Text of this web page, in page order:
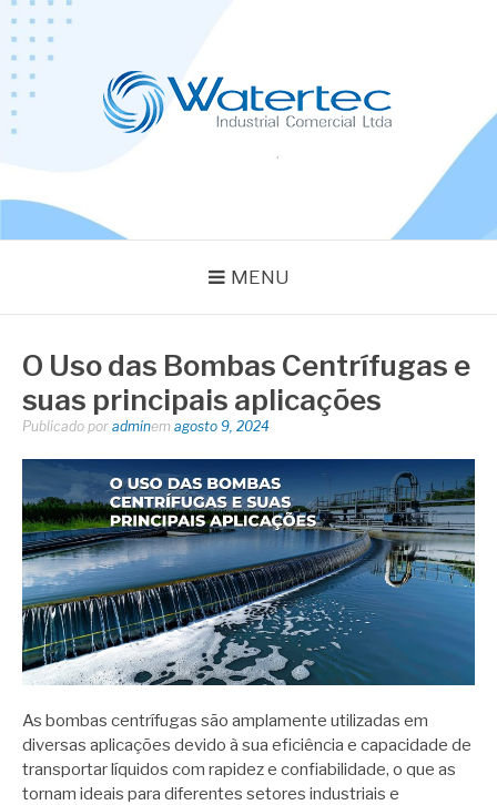
Pular
para
conteúdo
MENU
O Uso das Bombas Centrífugas e
suas principais aplicações
Publicado por adminem agosto 9, 2024
As bombas centrífugas são amplamente utilizadas em
diversas aplicações devido à sua eficiência e capacidade de
transportar líquidos com rapidez e confiabilidade, o que as
tornam ideais para diferentes setores industriais e